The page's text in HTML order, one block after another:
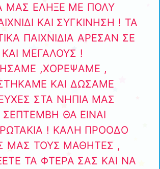
ΜΑΣ ΕΛΗΞΕ ΜΕ ΠΟΛΥ
ΚΑΙ ΣΥΓΚΙΝΗΣΗ ! ΤΑ
ΠΑΙΧΝΙΔΙΑ ΑΡΕΣΑΝ ΣΕ
ΜΕΓΑΛΟΥΣ !
,ΧΟΡΕΨΑΜΕ ,
ΚΑΙ ΔΩΣΑΜΕ
ΣΤΑ ΝΗΠΙΑ ΜΑΣ
ΘΑ ΕΙΝΑΙ
! ΚΑΛΗ ΠΡΟΟΔΟ
ΜΑΣ ΤΟΥΣ ΜΑΘΗΤΕΣ ,
ΤΑ ΦΤΕΡΑ ΣΑΣ ΚΑΙ ΝΑ